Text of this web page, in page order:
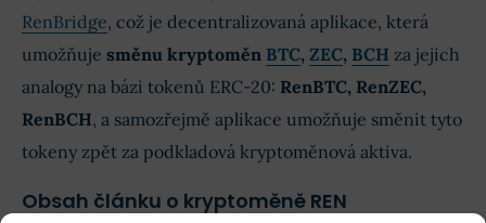
RenBridge, což je decentralizovaná aplikace, která
umožňuje směnu kryptoměn BTC, ZEC, BCH za jejich
analogy na bázi tokenů ERC-20: RenBTC, RenZEC,
RenBCH, a samozřejmě aplikace umožňuje směnit tyto
tokeny zpět za podkladová kryptoměnová aktiva.
Obsah článku o kryptoměně REN